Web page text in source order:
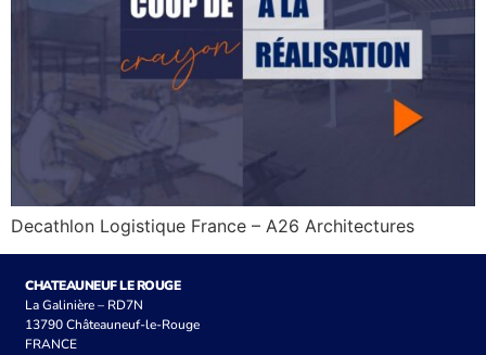
Decathlon Logistique France – A26 Architectures
CHATEAUNEUF LE ROUGE
La Galinière – RD7N
13790 Châteauneuf-le-Rouge
FRANCE